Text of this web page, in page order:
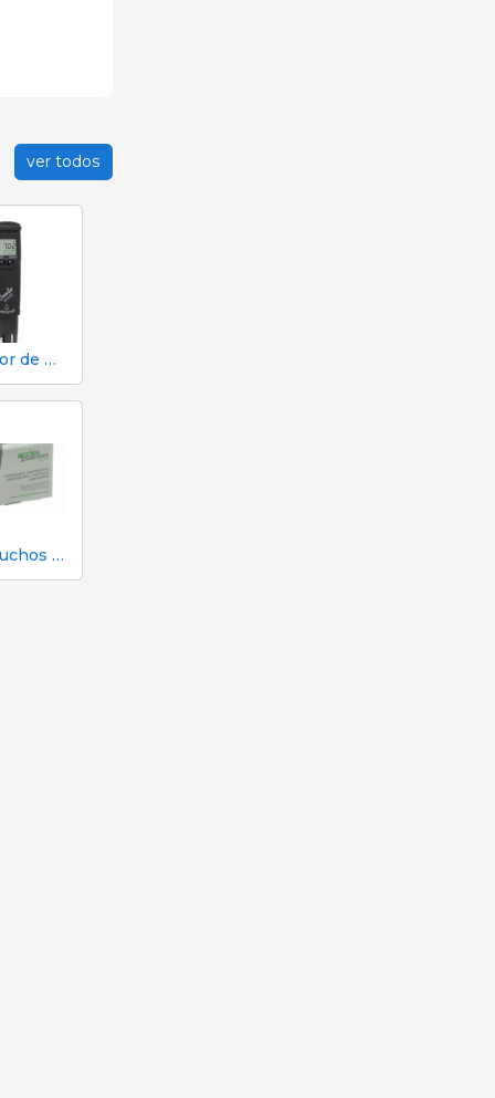
ver todos
Testador de pH, EC, TDS e temperatura Hanna HI98130
25 cartuchos verdes calibre para atordoamento em dinheiro no matadouro